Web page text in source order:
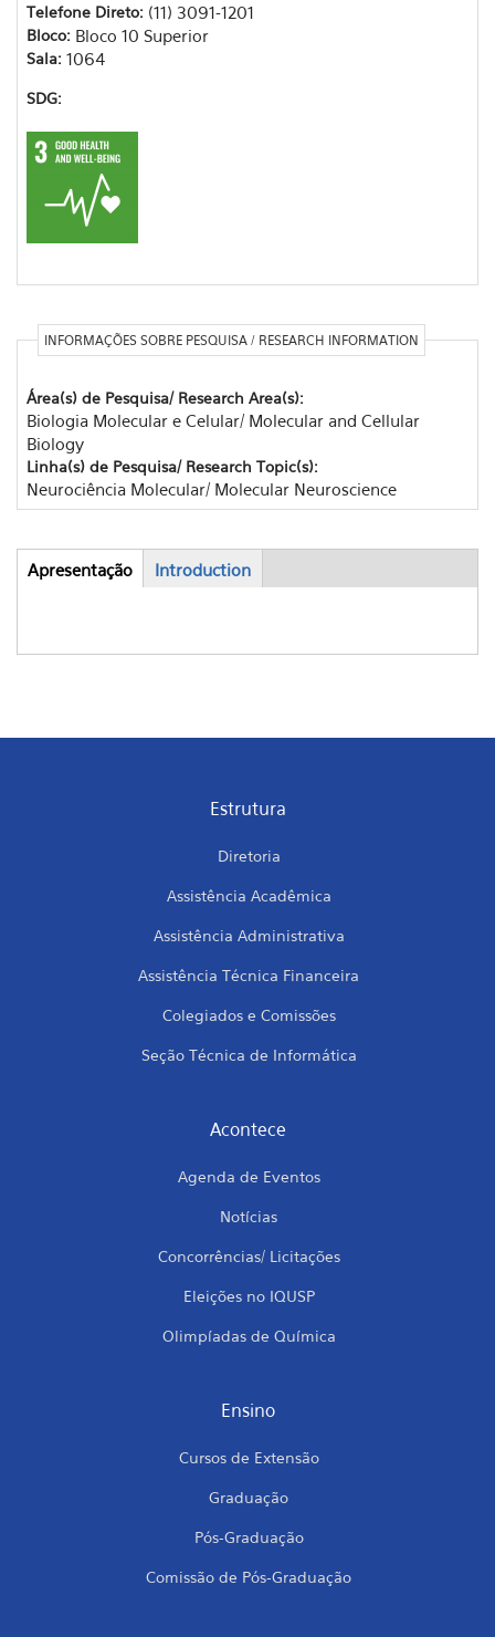
Telefone Direto: (11) 3091-1201
Bloco: Bloco 10 Superior
Sala: 1064
SDG:
INFORMAÇÕES SOBRE PESQUISA / RESEARCH INFORMATION
Área(s) de Pesquisa/ Research Area(s):
Biologia Molecular e Celular/ Molecular and Cellular
Biology
Linha(s) de Pesquisa/ Research Topic(s):
Neurociência Molecular/ Molecular Neuroscience
Abas
Apresentação (active
tab)
Introduction
Estrutura
Diretoria
Assistência Acadêmica
Assistência Administrativa
Assistência Técnica Financeira
Colegiados e Comissões
Seção Técnica de Informática
Acontece
Agenda de Eventos
Notícias
Concorrências/ Licitações
Eleições no IQUSP
Olimpíadas de Química
Ensino
Cursos de Extensão
Graduação
Pós-Graduação
Comissão de Pós-Graduação